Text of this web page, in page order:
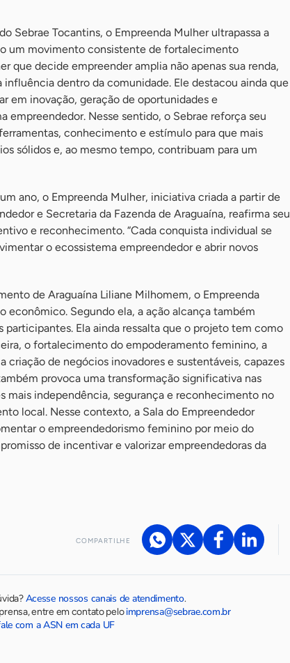
Sebrae Tocantins, o Empreenda Mulher ultrapassa a
um movimento consistente de fortalecimento
que decide empreender amplia não apenas sua renda,
influência dentro da comunidade. Ele destacou ainda que
em inovação, geração de oportunidades e
empreendedor. Nesse sentido, o Sebrae reforça seu
conhecimento e estímulo para que mais
sólidos e, ao mesmo tempo, contribuam para um
ano, o Empreenda Mulher, iniciativa criada a partir de
e Secretaria da Fazenda de Araguaína, reafirma seu
e reconhecimento. “Cada conquista individual se
o ecossistema empreendedor e abrir novos
de Araguaína Liliane Milhomem, o Empreenda
econômico. Segundo ela, a ação alcança também
participantes. Ela ainda ressalta que o projeto tem como
o fortalecimento do empoderamento feminino, a
criação de negócios inovadores e sustentáveis, capazes
provoca uma transformação significativa nas
mais independência, segurança e reconhecimento no
local. Nesse contexto, a Sala do Empreendedor
o empreendedorismo feminino por meio do
de incentivar e valorizar empreendedoras da
COMPARTILHE
Acesse nossos canais de atendimento.
entre em contato peloimprensa@sebrae.com.br
com a ASN em cada UF